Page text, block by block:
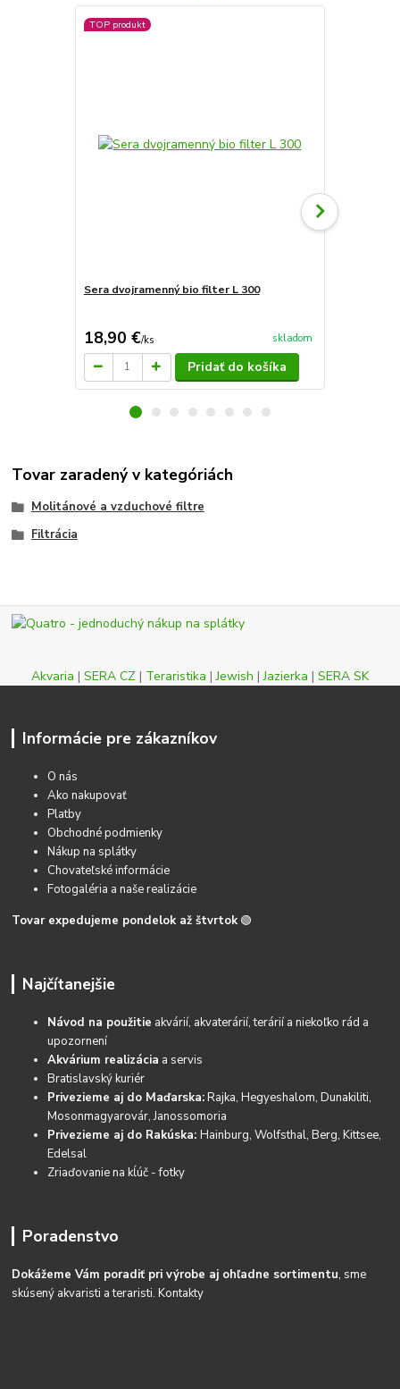
TOP produkt
Sera dvojramenný bio filter L 300
18,90 €/ks skladom
Pridať do košíka
Tovar zaradený v kategóriách
Molitánové a vzduchové filtre
Filtrácia
Akvaria | SERA CZ | Teraristika |Jewish |Jazierka | SERA SK
Informácie pre zákazníkov
O nás
Ako nakupovať
Platby
Obchodné podmienky
Nákup na splátky
Chovateľské informácie
Fotogaléria a naše realizácie
Tovar expedujeme pondelok až štvrtok 🟢
Najčítanejšie
Návod na použitie akvárií, akvaterárií, terárií a niekoľko rád a
upozornení
Akvárium realizácia a servis
Bratislavský kuriér
Privezieme aj do Maďarska:Rajka, Hegyeshalom, Dunakiliti,
Mosonmagyarovár, Janossomoria
Privezieme aj do Rakúska:Hainburg, Wolfsthal, Berg, Kittsee,
Edelsal
Zriaďovanie na kĺúč - fotky
Poradenstvo
Dokážeme Vám poradiť pri výrobe aj ohľadne sortimentu, sme
skúsený akvaristi a teraristi.Kontakty